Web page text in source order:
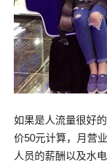
如果是人流量很好
价50元计算，月营
人员的薪酬以及水